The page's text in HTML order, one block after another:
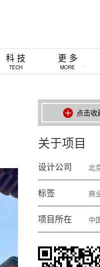
科 技
TECH
更 多
MORE
点击收
关于项目
设计公司 北
标签 商
项目所在 中